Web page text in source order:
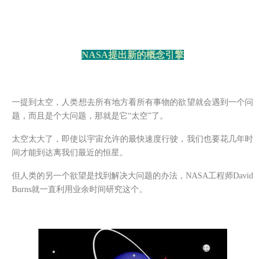
NASA提出新的概念引擎
一提到太空，人类想去所有地方看所有事物的欲望就会遇到一个问
题，而且是个大问题，那就是它“太空”了。
太空太大了，即使以宇宙允许的最快速度行驶，我们也要花几年时
间才能到达离我们最近的恒星。
但人类的另一个欲望是找到解决大问题的办法， NASA工程师David
Burns就一直利用业余时间研究这个。